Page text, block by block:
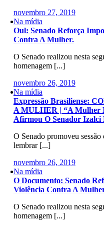
novembro 27, 2019
Na mídia
Oul: Senado Reforça
Contra A Mulher.
O Senado realizou nesta
homenagem [...]
novembro 26, 2019
Na mídia
Expressão Brasiliense:
A MULHER | “A Mulher
Afirmou O Senador Izalci
O Senado promoveu
lembrar [...]
novembro 26, 2019
Na mídia
O Documento: Senado
Violência Contra A
O Senado realizou nesta
homenagem [...]